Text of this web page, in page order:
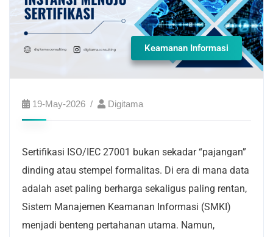
Keamanan Informasi
19-May-2026 Digitama
Sertifikasi ISO/IEC 27001 bukan sekadar “pajangan”
dinding atau stempel formalitas. Di era di mana data
adalah aset paling berharga sekaligus paling rentan,
Sistem Manajemen Keamanan Informasi (SMKI)
menjadi benteng pertahanan utama. Namun,